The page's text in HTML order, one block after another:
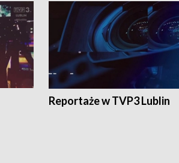
Reportaże w TVP3 Lublin